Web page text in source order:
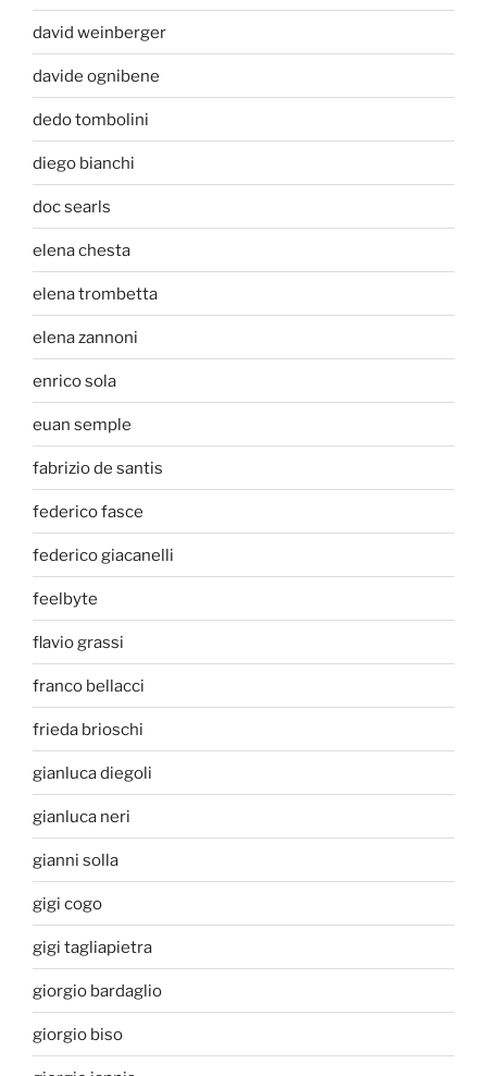
david weinberger
davide ognibene
dedo tombolini
diego bianchi
doc searls
elena chesta
elena trombetta
elena zannoni
enrico sola
euan semple
fabrizio de santis
federico fasce
federico giacanelli
feelbyte
flavio grassi
franco bellacci
frieda brioschi
gianluca diegoli
gianluca neri
gianni solla
gigi cogo
gigi tagliapietra
giorgio bardaglio
giorgio biso